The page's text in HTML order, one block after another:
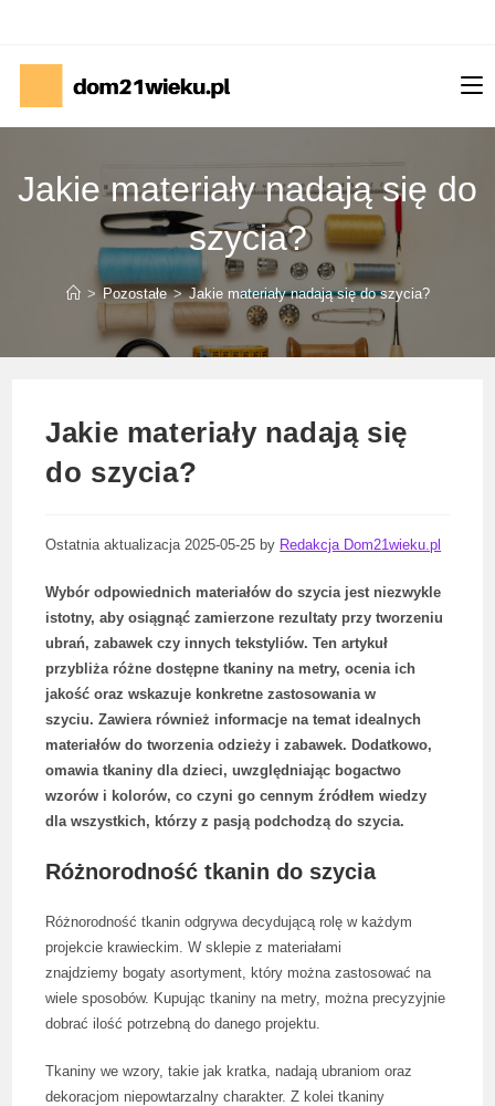
content
Jakie materiały nadają się do
szycia?
> Pozostałe > Jakie materiały nadają się do szycia?
Jakie materiały nadają się
do szycia?
Ostatnia aktualizacja 2025-05-25 by Redakcja Dom21wieku.pl
Wybór odpowiednich materiałów do szycia jest niezwykle
istotny, aby osiągnąć zamierzone rezultaty przy tworzeniu
ubrań, zabawek czy innych tekstyliów. Ten artykuł
przybliża różne dostępne tkaniny na metry, ocenia ich
jakość oraz wskazuje konkretne zastosowania w
szyciu. Zawiera również informacje na temat idealnych
materiałów do tworzenia odzieży i zabawek. Dodatkowo,
omawia tkaniny dla dzieci, uwzględniając bogactwo
wzorów i kolorów, co czyni go cennym źródłem wiedzy
dla wszystkich, którzy z pasją podchodzą do szycia.
Różnorodność tkanin do szycia
Różnorodność tkanin odgrywa decydującą rolę w każdym
projekcie krawieckim. W sklepie z materiałami
znajdziemy bogaty asortyment, który można zastosować na
wiele sposobów. Kupując tkaniny na metry, można precyzyjnie
dobrać ilość potrzebną do danego projektu.
Tkaniny we wzory, takie jak kratka, nadają ubraniom oraz
dekoracjom niepowtarzalny charakter. Z kolei tkaniny